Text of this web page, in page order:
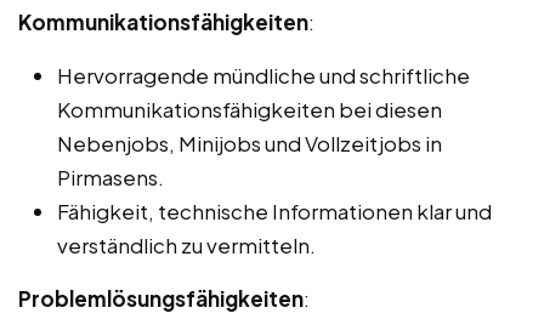
Kommunikationsfähigkeiten:
Hervorragende mündliche und schriftliche
Kommunikationsfähigkeiten bei diesen
Nebenjobs, Minijobs und Vollzeitjobs in
Pirmasens.
Fähigkeit, technische Informationen klar und
verständlich zu vermitteln.
Problemlösungsfähigkeiten: